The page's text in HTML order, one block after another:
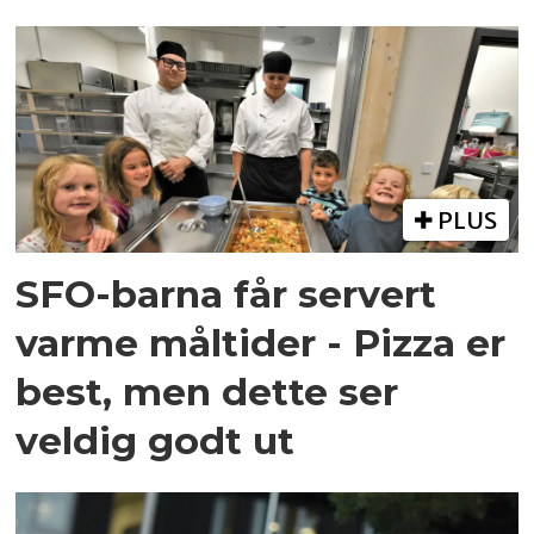
PLUS
SFO-barna får servert
varme måltider - Pizza er
best, men dette ser
veldig godt ut